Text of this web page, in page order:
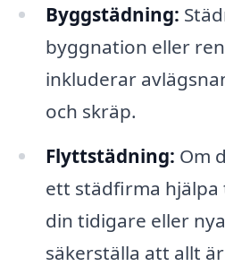
Byggstädning:
byggnation eller
inkluderar
och skräp.
Flyttstädning: Om
ett städfirma hjälpa
din tidigare eller
säkerställa att allt